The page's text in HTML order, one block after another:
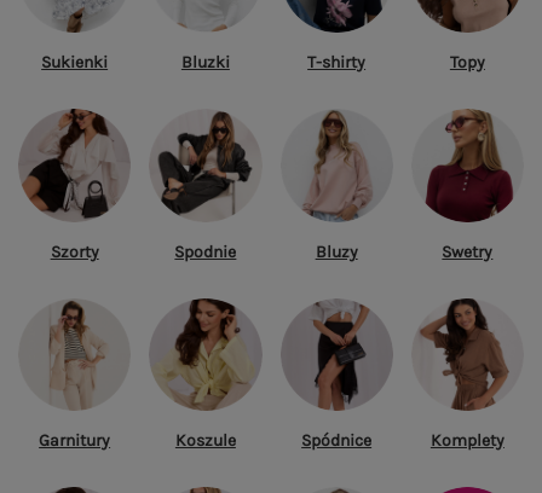
Sukienki Bluzki T-shirty Topy
Szorty Spodnie Bluzy Swetry
Garnitury Koszule Spódnice Komplety